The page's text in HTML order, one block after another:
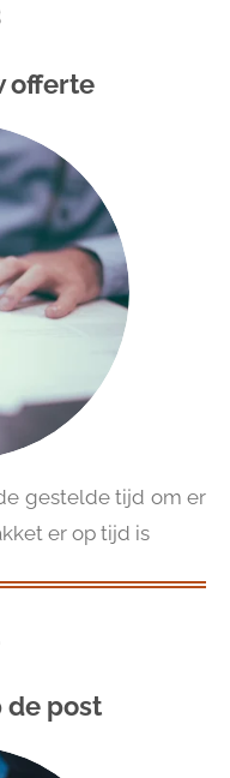
offerte
gestelde tijd om er
er op tijd is
de post